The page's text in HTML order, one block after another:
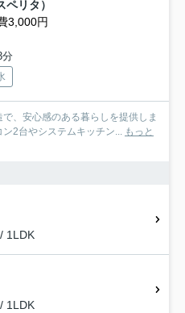
リタ）
3,000円
分
、安心感のある暮らしを提供しま
2台やシステムキッチン... もっと
1LDK
1LDK